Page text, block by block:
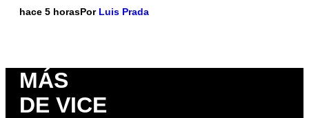
hace 5 horasPor Luis Prada
MÁS
DE VICE